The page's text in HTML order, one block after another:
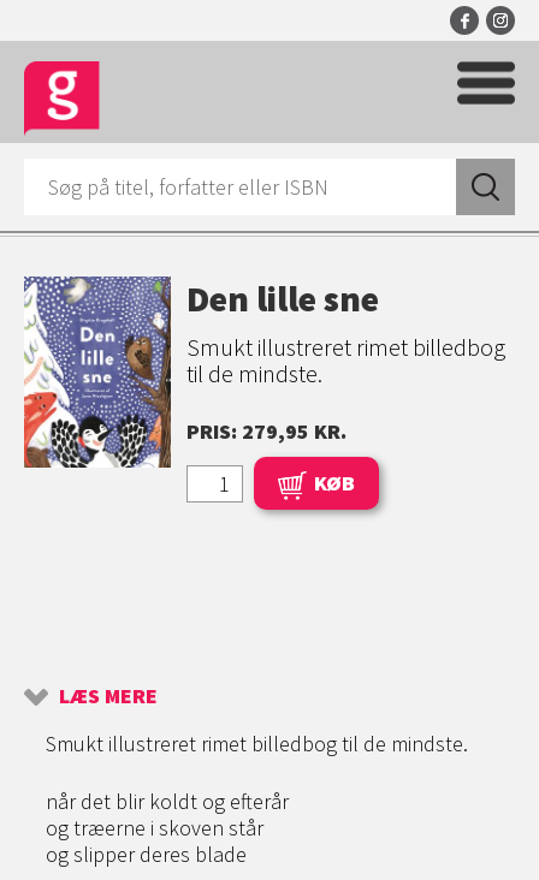
Den lille sne
Smukt illustreret rimet billedbog
til de mindste.
PRIS: 279,95 KR.
KØB
LÆS MERE
Smukt illustreret rimet billedbog til de mindste.
når det blir koldt og efterår
og træerne i skoven står
og slipper deres blade